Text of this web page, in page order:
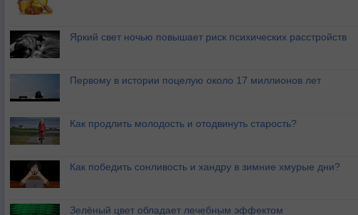
Яркий свет ночью повышает риск психических расстройств
Первому в истории поцелую около 17 миллионов лет
Как продлить молодость и отодвинуть старость?
Как победить сонливость и хандру в зимние хмурые дни?
Зелёный цвет обладает лечебным эффектом